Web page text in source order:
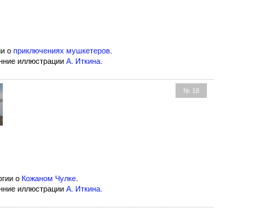
оприключениях мушкетеров
иллюстрацииА. Иткина
№ 18
о Кожаном Чулке
иллюстрацииА. Иткина